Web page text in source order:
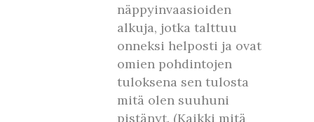
näppyinvaasioiden
alkuja, jotka talttuu
onneksi helposti ja ovat
omien pohdintojen
tuloksena sen tulosta
mitä olen suuhuni
pistänyt. (Kaikki mitä